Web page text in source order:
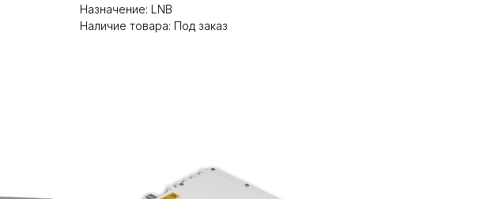
Назначение: LNB
Наличие товара: Под заказ